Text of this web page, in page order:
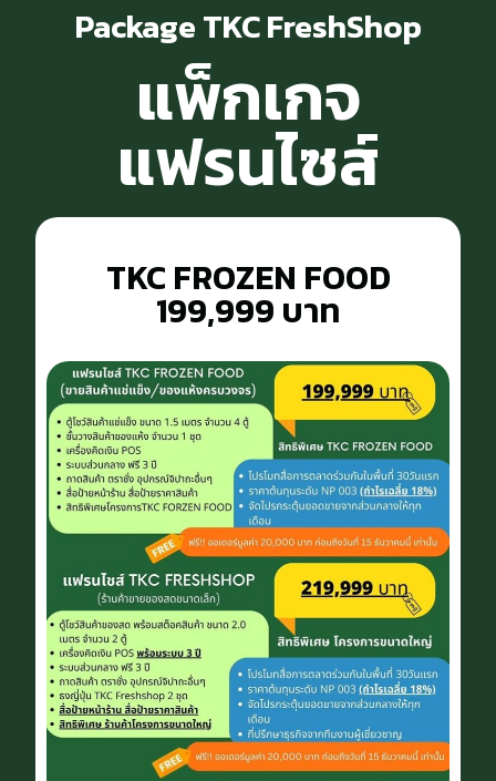
Package TKC FreshShop
แพ็กเกจ
แฟรนไซส์
TKC FROZEN FOOD
199,999 บาท